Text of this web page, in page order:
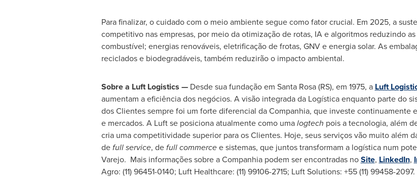
Para finalizar, o cuidado com o meio ambiente segue como fator crucial. Em 2025, a
competitivo nas empresas, por meio da otimização de rotas, IA e algoritmos reduzindo
combustível; energias renováveis, eletrificação de frotas, GNV e energia solar. As
reciclados e biodegradáveis, também reduzirão o impacto ambiental.
Sobre a Luft Logistics — Desde sua fundação em Santa Rosa(RS), em 1975, a Luft
aumentam a eficiência dos negócios. A visão integrada da Logística enquanto parte do
dos Clientes sempre foi um forte diferencial da Companhia, que investe continuamente
e mercados. A Luft se posiciona atualmente como umalogtech pois a tecnologia, além
cria uma competitividade superior para os Clientes. Hoje, seus serviços vão muito além
defull service, defull commercee sistemas, que juntos transformam a logística num
Varejo. Mais informações sobre a Companhia podem ser encontradas noSite, LinkedIn,
Agro: (11) 96451-0140; Luft Healthcare: (11) 99106-2715; Luft Solutions: +55 (11) 99458-2097.